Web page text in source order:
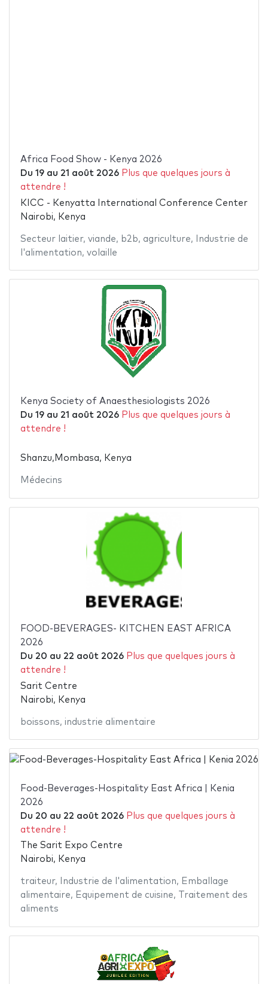
Africa Food Show - Kenya 2026
Du 19au 21 août 2026 Plus que quelques jours à
attendre !
KICC - Kenyatta International Conference Center
Nairobi, Kenya
Secteur laitier, viande, b2b, agriculture,
Industrie de
l'alimentation, volaille
Kenya Society of Anaesthesiologists 2026
Du 19au 21 août 2026 Plus que quelques jours à
attendre !
Shanzu,Mombasa, Kenya
Médecins
FOOD-BEVERAGES- KITCHEN EAST AFRICA
2026
Du 20 au 22 août 2026 Plus que quelques jours à
attendre !
Sarit Centre
Nairobi, Kenya
boissons, industrie alimentaire
Food-Beverages-Hospitality East Africa | Kenia
2026
Du 20 au 22 août 2026 Plus que quelques jours à
attendre !
The Sarit Expo Centre
Nairobi, Kenya
traiteur, Industrie de l'alimentation, Emballage
alimentaire, Equipement de cuisine,
Traitement des
aliments